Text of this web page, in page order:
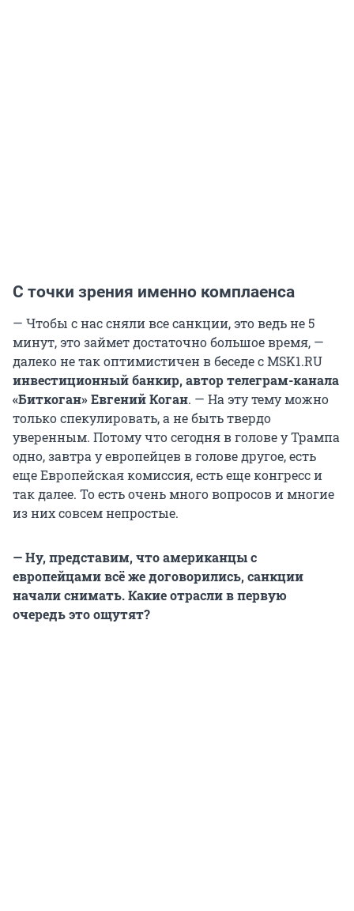
С точки зрения именно комплаенса
— Чтобы с нас сняли все санкции, это ведь не 5
минут, это займет достаточно большое время, —
далеко не так оптимистичен в беседе с MSK1.RU
инвестиционный банкир, автор телеграм-канала
«Биткоган» Евгений Коган. — На эту тему можно
только спекулировать, а не быть твердо
уверенным. Потому что сегодня в голове у Трампа
одно, завтра у европейцев в голове другое, есть
еще Европейская комиссия, есть еще конгресс и
так далее. То есть очень много вопросов и многие
из них совсем непростые.
— Ну, представим, что американцы с
европейцами всё же договорились, санкции
начали снимать. Какие отрасли в первую
очередь это ощутят?